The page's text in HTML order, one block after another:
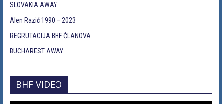
SLOVAKIA AWAY
Alen Razić 1990 – 2023
REGRUTACIJA BHF ČLANOVA
BUCHAREST AWAY
BHF VIDEO